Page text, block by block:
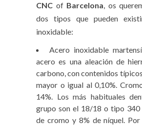
CNC of Barcelona, os
dos tipos que pueden
inoxidable:
Acero inoxidable
acero es una aleación de
carbono, con contenidos
mayor o igual al 0,10%.
14%. Los más habituales
grupo son el 18/18 o tipo 340
de cromo y 8% de níquel.